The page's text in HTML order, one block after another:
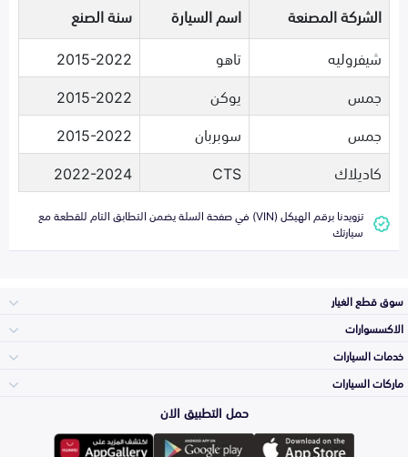
الشركة المصنعة اسم السيارة
سنة الصنع
شيفروليه
تاهو
2015-2022
جمس
يوكن
2015-2022
جمس
سوبربان
2015-2022
كاديلاك
CTS
2022-2024
تزويدنا برقم الهيكل (VIN) في صفحة السلة يضمن التطابق التام للقطعة مع
سيارتك
سوق قطع الغيار
المكائن، القيرات
وملحقاتها
الاكسسوارات
لوازم الرحلات
خدمات السيارات
الأكثر مبيعاً
ماركات السيارات
تويوتا
حمل التطبيق الان